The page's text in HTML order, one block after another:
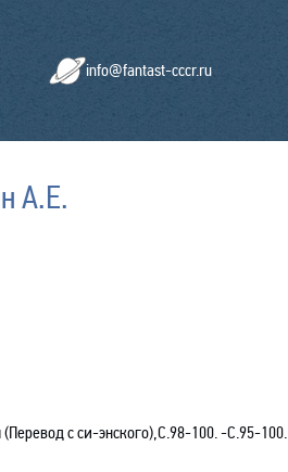
info@fantast-cccr.ru
А.Е.
с си-энского),С.98-100. -С.95-100.